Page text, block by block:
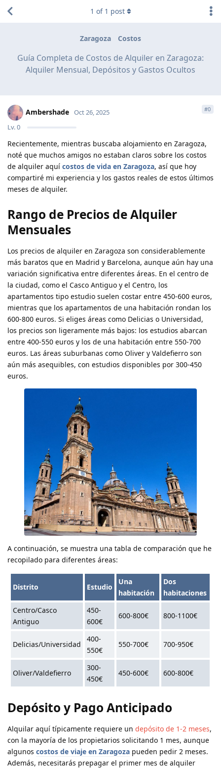
Zaragoza Costos
Guía Completa de Costos de Alquiler en Zaragoza:
Alquiler Mensual, Depósitos y Gastos Ocultos
1 of 1 post
Ambershade
Lv.0
Oct 26, 2025 #0
Recientemente, mientras buscaba alojamiento en Zaragoza,
noté que muchos amigos no estaban claros sobre los costos
de alquiler aquí costos de vida en Zaragoza, así que hoy
compartiré mi experiencia y los gastos reales de estos últimos
meses de alquiler.
Rango de Precios de Alquiler
Mensuales
Los precios de alquiler en Zaragoza son considerablemente
más baratos que en Madrid y Barcelona, aunque aún hay una
variación significativa entre diferentes áreas. En el centro de
la ciudad, como el Casco Antiguo y el Centro, los
apartamentos tipo estudio suelen costar entre 450-600 euros,
mientras que los apartamentos de una habitación rondan los
600-800 euros. Si eliges áreas como Delicias o Universidad,
los precios son ligeramente más bajos: los estudios abarcan
entre 400-550 euros y los de una habitación entre 550-700
euros. Las áreas suburbanas como Oliver y Valdefierro son
aún más asequibles, con estudios disponibles por 300-450
euros.
A continuación, se muestra una tabla de comparación que he
recopilado para diferentes áreas:
Distrito Estudio
Una
habitación
Dos
habitaciones
Centro/Casco
Antiguo
450-
600€
600-800€ 800-1100€
Delicias/Universidad
400-
550€
550-700€ 700-950€
Oliver/Valdefierro
300-
450€
450-600€ 600-800€
Depósito y Pago Anticipado
Alquilar aquí típicamente requiere un depósito de 1-2 meses,
con la mayoría de los propietarios solicitando 1 mes, aunque
algunos costos de viaje en Zaragoza pueden pedir 2 meses.
Además, necesitarás prepagar el primer mes de alquiler